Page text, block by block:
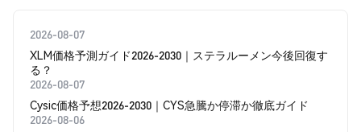
2026-08-07
XLM価格予測ガイド2026-2030｜ステラルーメン今後回復す
る？
2026-08-07
Cysic価格予想2026-2030｜CYS急騰か停滞か徹底ガイド
2026-08-06